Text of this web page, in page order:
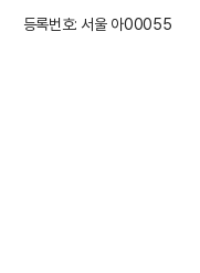
등록번호: 서울 아00055